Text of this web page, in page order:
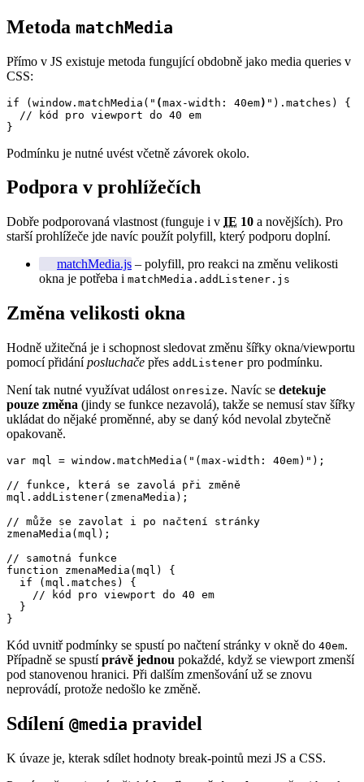
Metoda matchMedia
Přímo v JS existuje metoda fungující obdobně jako media queries v
CSS:
if (window.matchMedia(" (max-width: 40em) ").matches) {
  // kód pro viewport do 40 em
}
Podmínku je nutné uvést včetně závorek okolo.
Podpora v prohlížečích
Dobře podporovaná vlastnost (funguje i v IE 10 a novějších). Pro
starší prohlížeče jde navíc použít polyfill, který podporu doplní.
matchMedia.js – polyfill, pro reakci na změnu velikosti
okna je potřeba i matchMedia.addListener.js
Změna velikosti okna
Hodně užitečná je i schopnost sledovat změnu šířky okna/viewportu
pomocí přidáníposluchače přes addListener pro podmínku.
Není tak nutné využívat událost onresize. Navíc se detekuje
pouze změna (jindy se funkce nezavolá), takže se nemusí stav šířky
ukládat do nějaké proměnné, aby se daný kód nevolal zbytečně
opakovaně.
var mql = window.matchMedia("(max-width: 40em)");
// funkce, která se zavolá při změně
mql.addListener(zmenaMedia);
// může se zavolat i po načtení stránky
zmenaMedia(mql);
// samotná funkce
function zmenaMedia(mql) {
  if (mql.matches) {
    // kód pro viewport do 40 em
  }
}
Kód uvnitř podmínky se spustí po načtení stránky v okně do 40em.
Případně se spustíprávě jednou pokaždé, když se viewport zmenší
pod stanovenou hranici. Při dalším zmenšování už se znovu
neprovádí, protože nedošlo ke změně.
Sdílení @media pravidel
K úvaze je, kterak sdílet hodnoty break-pointů mezi JS a CSS.